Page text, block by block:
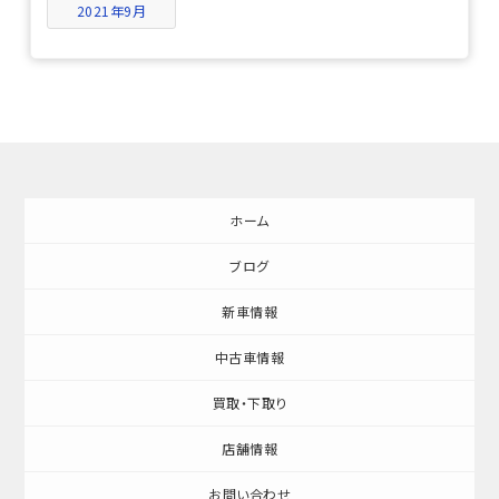
2021年9月
ホーム
ブログ
新車情報
中古車情報
買取・下取り
店舗情報
お問い合わせ